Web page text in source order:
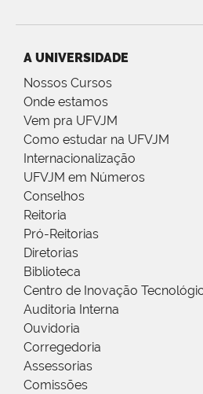
A UNIVERSIDADE
Nossos Cursos
Onde estamos
Vem pra UFVJM
Como estudar na UFVJM
Internacionalização
UFVJM em Números
Conselhos
Reitoria
Pró-Reitorias
Diretorias
Biblioteca
Centro de Inovação
Auditoria Interna
Ouvidoria
Corregedoria
Assessorias
Comissões